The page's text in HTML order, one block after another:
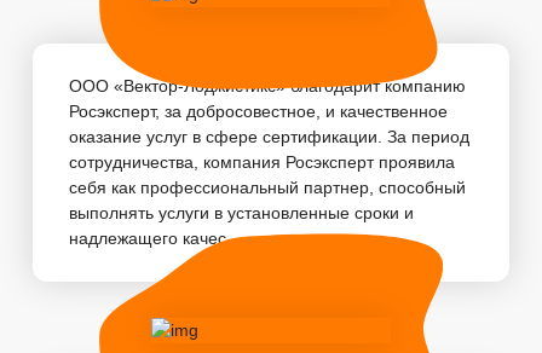
ООО «Вектор-Лоджистикс» благодарит компанию
Росэксперт, за добросовестное, и качественное
оказание услуг в сфере сертификации. За период
сотрудничества, компания Росэксперт проявила
себя как профессиональный партнер, способный
выполнять услуги в установленные сроки и
надлежащего качес...